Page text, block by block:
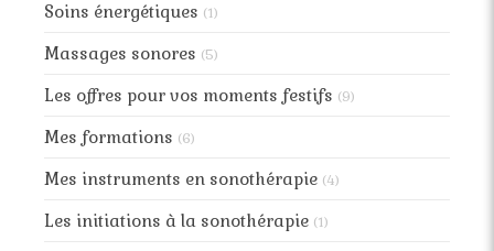
Soins énergétiques (1)
Massages sonores (5)
Les offres pour vos moments festifs (9)
Mes formations (6)
Mes instruments en sonothérapie (4)
Les initiations à la sonothérapie (1)